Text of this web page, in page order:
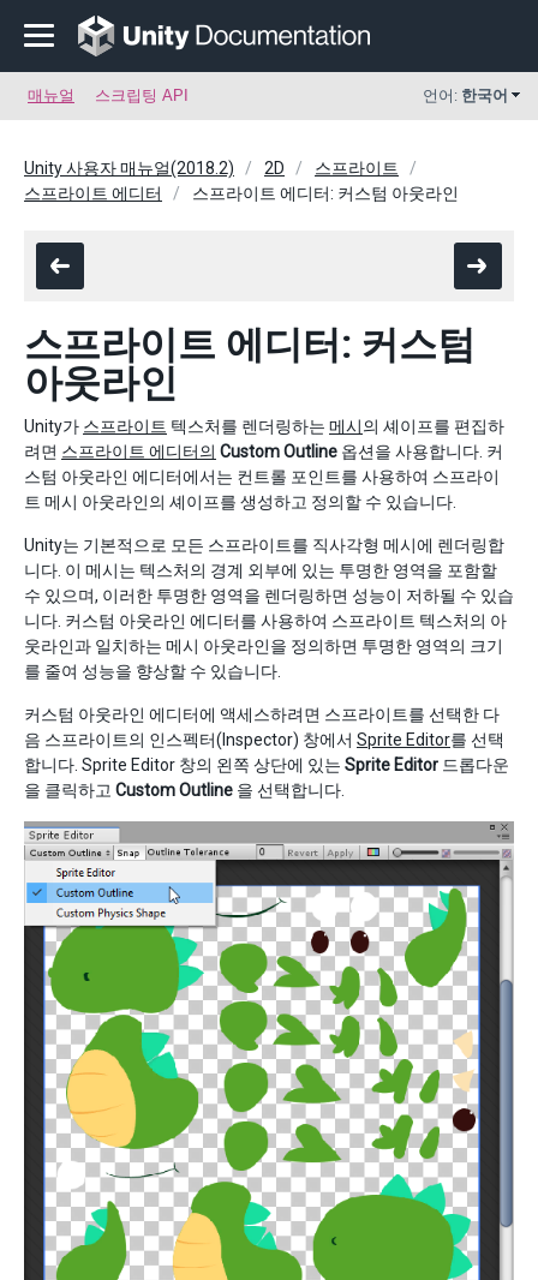
매뉴얼 스크립팅 API 언어: 한국어
Unity 사용자 매뉴얼(2018.2) 2D
스프라이트
스프라이트 에디터
스프라이트 에디터: 커스텀 아웃라인
스프라이트 에디터: 커스텀
아웃라인
Unity가 스프라이트 텍스처를 렌더링하는 메시의 셰이프를 편집하
려면 스프라이트 에디터의 Custom Outline 옵션을 사용합니다. 커
스텀 아웃라인 에디터에서는 컨트롤 포인트를 사용하여 스프라이
트 메시 아웃라인의 셰이프를 생성하고 정의할 수 있습니다.
Unity는 기본적으로 모든 스프라이트를 직사각형 메시에 렌더링합
니다. 이 메시는 텍스처의 경계 외부에 있는 투명한 영역을 포함할
수 있으며, 이러한 투명한 영역을 렌더링하면 성능이 저하될 수 있습
니다. 커스텀 아웃라인 에디터를 사용하여 스프라이트 텍스처의 아
웃라인과 일치하는 메시 아웃라인을 정의하면 투명한 영역의 크기
를 줄여 성능을 향상할 수 있습니다.
커스텀 아웃라인 에디터에 액세스하려면 스프라이트를 선택한 다
음 스프라이트의 인스펙터(Inspector) 창에서 Sprite Editor를 선택
합니다. Sprite Editor 창의 왼쪽 상단에 있는 Sprite Editor 드롭다운
을 클릭하고 Custom Outline 을 선택합니다.